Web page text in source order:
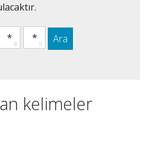
Ara
kelimeler